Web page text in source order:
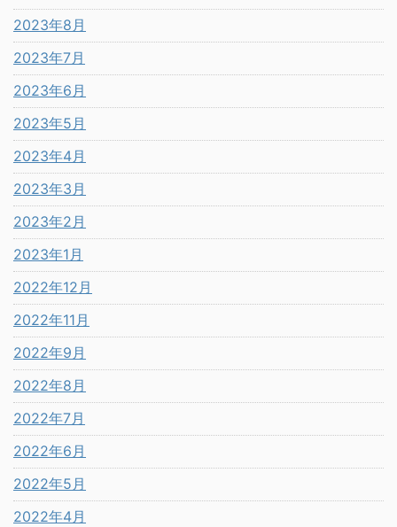
2023年8月
2023年7月
2023年6月
2023年5月
2023年4月
2023年3月
2023年2月
2023年1月
2022年12月
2022年11月
2022年9月
2022年8月
2022年7月
2022年6月
2022年5月
2022年4月